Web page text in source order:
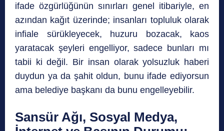
ifade özgürlüğünün sınırları genel itibariyle, en
azından kağıt üzerinde; insanları topluluk olarak
infiale sürükleyecek, huzuru bozacak, kaos
yaratacak şeyleri engelliyor, sadece bunları mı
tabii ki değil. Bir insan olarak yolsuzluk haberi
duydun ya da şahit oldun, bunu ifade ediyorsun
ama belediye başkanı da bunu engelleyebilir.
Sansür Ağı, Sosyal Medya,